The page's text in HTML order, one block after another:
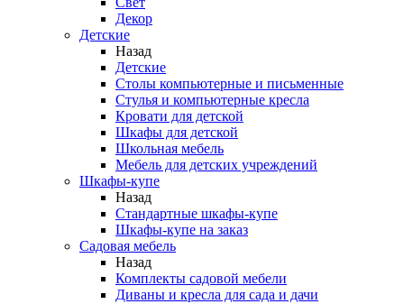
Декор
Детские
Назад
Детские
Столы компьютерные и письменные
Стулья и компьютерные кресла
Кровати для детской
Шкафы для детской
Школьная мебель
Мебель для детских учреждений
Шкафы-купе
Назад
Стандартные шкафы-купе
Шкафы-купе на заказ
Садовая мебель
Назад
Комплекты садовой мебели
Диваны и кресла для сада и дачи